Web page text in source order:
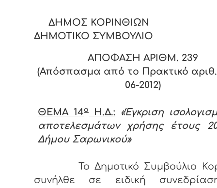
ΔΗΜΟΣ ΚΟΡΙΝΘΙΩΝ
ΔΗΜΟΤΙΚΟ ΣΥΜΒΟΥΛΙΟ
ΑΠΟΦΑΣΗ ΑΡΙΘΜ. 239
(Απόσπασμα από το Πρακτικό αριθ.
06-2012)
ΘΕΜΑ 14οΗ.Δ.:
«Έγκριση
αποτελεσμάτων χρήσης έτους
Δήμου Σαρωνικού»
Το Δημοτικό Συμβούλιο
συνήλθε σε ειδική